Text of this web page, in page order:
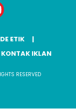
ETIK
KONTAK IKLAN
RESERVED